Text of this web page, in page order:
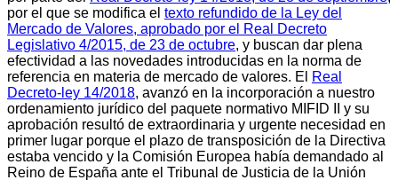
por el que se modifica el texto refundido de la Ley del
Mercado de Valores, aprobado por el Real Decreto
Legislativo 4/2015, de 23 de octubre, y buscan dar plena
efectividad a las novedades introducidas en la norma de
referencia en materia de mercado de valores. El
Real
Decreto-ley 14/2018, avanzó en la incorporación a nuestro
ordenamiento jurídico del paquete normativo MIFID II y su
aprobación resultó de extraordinaria y urgente necesidad en
primer lugar porque el plazo de transposición de la Directiva
estaba vencido y la Comisión Europea había demandado al
Reino de España ante el Tribunal de Justicia de la Unión